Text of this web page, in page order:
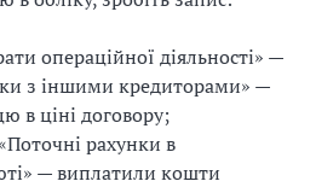
операційної діяльності» —
з іншими кредиторами» —
в ціні договору;
рахунки в
— виплатили кошти